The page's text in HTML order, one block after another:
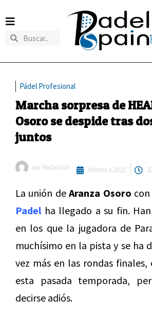
Pádel Profesional
Marcha sorpresa de
Osoro se despide tras
juntos
por Redaccion febrero 3, 2022
La unión deAranza Osoro
Padelha llegado a su fin.
en los que la jugadora de
muchísimo en la pista y se ha
vez más en las rondas finales,
esta pasada temporada,
decirse adiós.